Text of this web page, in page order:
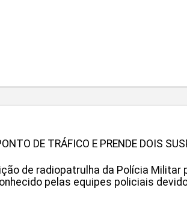
DE TRÁFICO E PRENDE DOIS
de radiopatrulha da Polícia
pelas equipes policiais